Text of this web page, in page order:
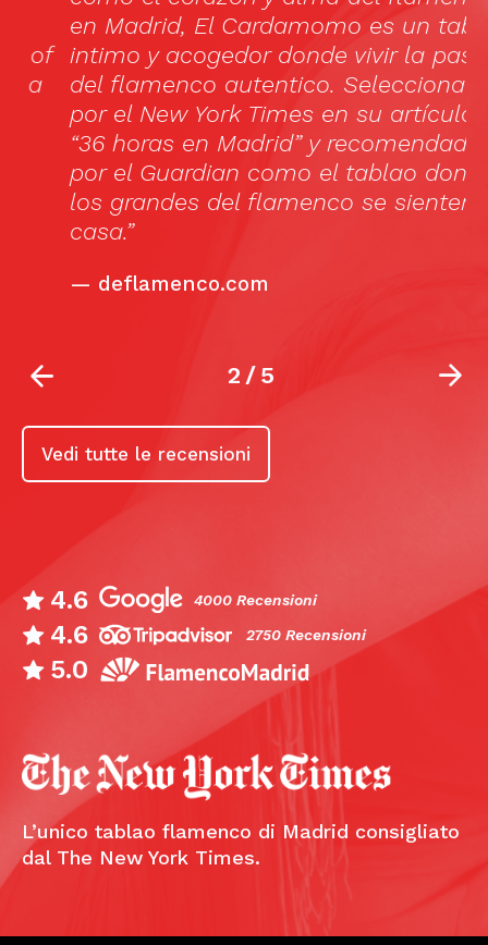
en Madrid, El Cardamomo es un tablao
intimo y acogedor donde vivir la pasión
del flamenco autentico. Seleccionado
por el New York Times en su artículo
“36 horas en Madrid” y recomendado
por el Guardian como el tablao donde
los grandes del flamenco se sienten en
casa.”
deflamenco.com
2/5
Vedi tutte le recensioni
4.6 4000 Recensioni
4.6 2750 Recensioni
5.0
L’unico tablao flamenco di Madrid consigliato
dal The New York Times.